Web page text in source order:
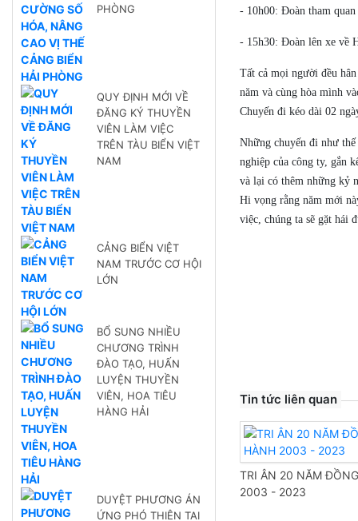
PHÒNG
QUY ĐỊNH MỚI VỀ
ĐĂNG KÝ THUYỀN
VIÊN LÀM VIỆC
TRÊN TÀU BIỂN VIỆT
NAM
CẢNG BIỂN VIỆT
NAM TRƯỚC CƠ HỘI
LỚN
BỔ SUNG NHIỀU
CHƯƠNG TRÌNH
ĐÀO TẠO, HUẤN
LUYỆN THUYỀN
VIÊN, HOA TIÊU
HÀNG HẢI
DUYỆT PHƯƠNG ÁN
ỨNG PHÓ THIÊN TAI
- 10h00: Đoàn tham
- 15h30: Đoàn lên xe về
Tất cả mọi người đều
năm và cùng hòa mình
Chuyến đi kéo dài 02
Những chuyến đi như
nghiệp của công ty, gắn
và lại có thêm những kỷ
Hi vọng rằng năm mới
việc, chúng ta sẽ gặt hái
Tin tức liên quan
TRI ÂN 20 NĂM
2003 - 2023